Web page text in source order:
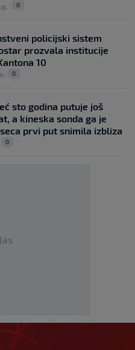
0
policijski sistem
prozvala institucije
10
0
sto godina putuje još
a kineska sonda ga je
prvi put snimila izbliza
0